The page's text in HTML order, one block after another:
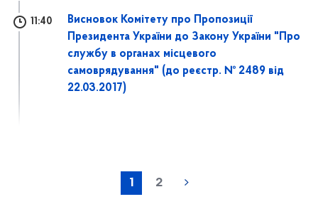
11:40
Висновок Комітету про Пропозиції
Президента України до Закону України "Про
службу в органах місцевого
самоврядування" (до реєстр. № 2489 від
22.03.2017)
1 2